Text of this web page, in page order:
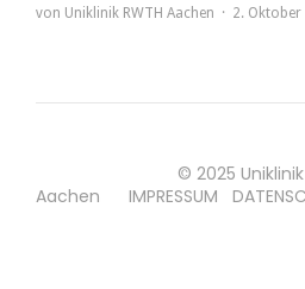
von Uniklinik RWTH Aachen 2. Oktober
© 2025 Uniklinik
Aachen IMPRESSUM